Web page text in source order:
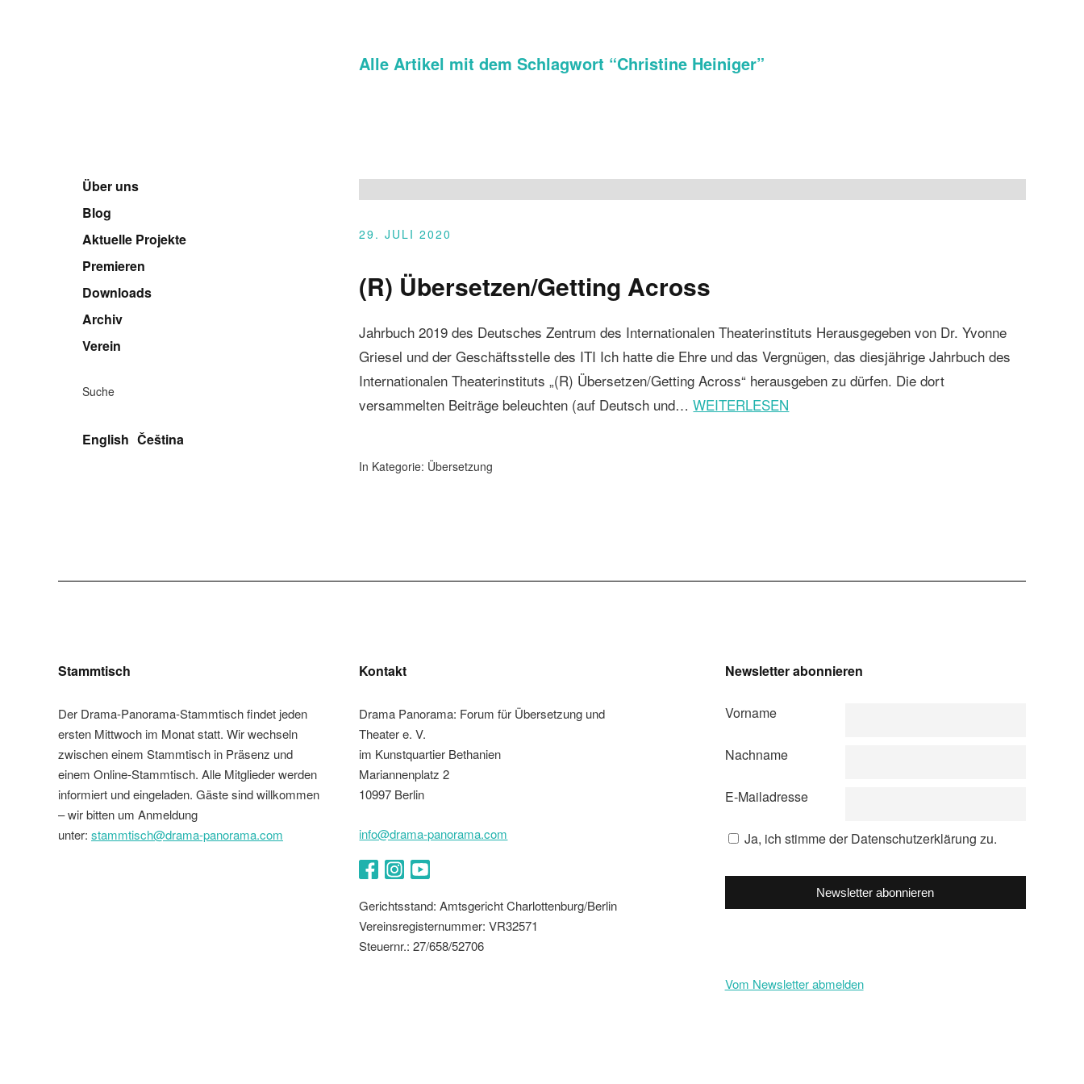
Über uns
Blog
Aktuelle Projekte
Premieren
Downloads
Archiv
Verein
Suche
English Čeština
Alle Artikel mit dem Schlagwort “Christine Heiniger”
29. JULI 2020
(R) Übersetzen/Getting Across
Jahrbuch 2019 des Deutsches Zentrum des Internationalen Theaterinstituts Herausgegeben von Dr. Yvonne
Griesel und der Geschäftsstelle des ITI Ich hatte die Ehre und das Vergnügen, das diesjährige Jahrbuch des
Internationalen Theaterinstituts „(R) Übersetzen/Getting Across“ herausgeben zu dürfen. Die dort
versammelten Beiträge beleuchten (auf Deutsch und…WEITERLESEN
In Kategorie: Übersetzung
Stammtisch
Der Drama-Panorama-Stammtisch findet jeden
ersten Mittwoch im Monat statt. Wir wechseln
zwischen einem Stammtisch in Präsenz und
einem Online-Stammtisch. Alle Mitglieder werden
informiert und eingeladen. Gäste sind willkommen
– wir bitten um Anmeldung
unter: stammtisch@drama-panorama.com
Kontakt
Drama Panorama: Forum für Übersetzung und
Theater e. V.
im Kunstquartier Bethanien
Mariannenplatz 2
10997 Berlin
info@drama-panorama.com
Gerichtsstand: Amtsgericht Charlottenburg/Berlin
Vereinsregisternummer: VR32571
Steuernr.: 27/658/52706
Newsletter abonnieren
Vorname
Nachname
E-Mailadresse
Ja, ich stimme der Datenschutzerklärung zu.
Newsletter abonnieren
Vom Newsletter abmelden